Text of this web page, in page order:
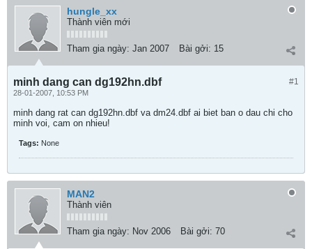
hungle_xx
Thành viên mới
Tham gia ngày: Jan 2007 Bài gởi: 15
#1
minh dang can dg192hn.dbf
28-01-2007, 10:53 PM
minh dang rat can dg192hn.dbf va dm24.dbf ai biet ban o dau chi cho
minh voi, cam on nhieu!
Tags: None
MAN2
Thành viên
Tham gia ngày: Nov 2006 Bài gởi: 70